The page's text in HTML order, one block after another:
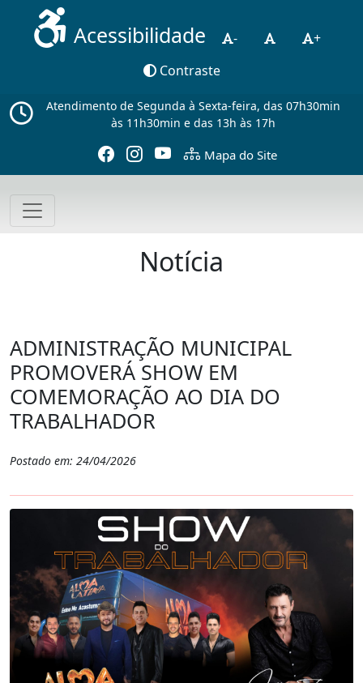
Acessibilidade -
+
Contraste
Atendimento de Segunda à Sexta-feira, das 07h30min
às 11h30min e das 13h às 17h
Mapa do Site
Notícia
ADMINISTRAÇÃO MUNICIPAL
PROMOVERÁ SHOW EM
COMEMORAÇÃO AO DIA DO
TRABALHADOR
Postado em: 24/04/2026